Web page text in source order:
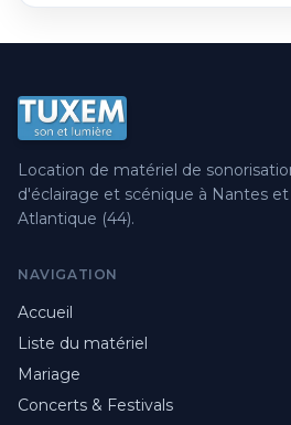
Location de matériel de
d'éclairage et scénique à Nantes
Atlantique (44).
NAVIGATION
Accueil
Liste du matériel
Mariage
Concerts & Festivals